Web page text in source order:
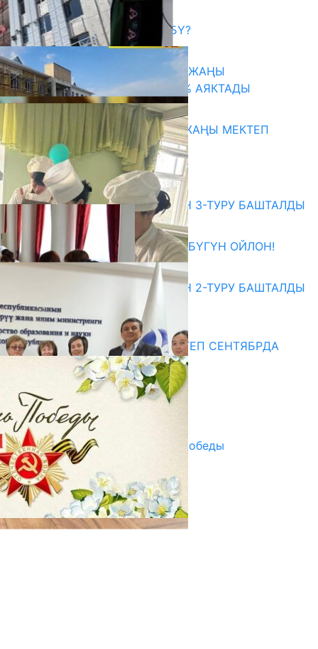
Акыркы жаңылыктар
САЛТТУУ БИЛИМ ӨЗГӨРӨБҮ?
06.08.2026
ТАЛАСТА УНИВЕРСИТЕТТИН ЖАҢЫ
КАМПУСУНУН КУРУЛУШУ 75% АЯКТАДЫ
06.08.2026
ОШТОГУ СЫРТ АЙЫЛЫНДА ЖАҢЫ МЕКТЕП
КУРУЛУУДА
06.08.2026
Абитуриент
ЖОЖДОРГО КАБЫЛ АЛУУНУН 3-ТУРУ БАШТАЛДЫ
27.07.2026
ӨЗҮҢДҮН КЕЛЕЧЕГИҢ ҮЧҮН БҮГҮН ОЙЛОН!
20.07.2026
ЖОЖДОРГО КАБЫЛ АЛУУНУН 2-ТУРУ БАШТАЛДЫ
20.07.2026
Медиа
СУЗАКТА 750 ОРУНДУУ МЕКТЕП СЕНТЯБРДА
ПАЙДАЛАНУУГА БЕРИЛЕТ
07.08.2025
Улуу Жеңиштин жандуу сөзү
29.04.2025
Награды в преддверии Дня Победы
29.04.2025